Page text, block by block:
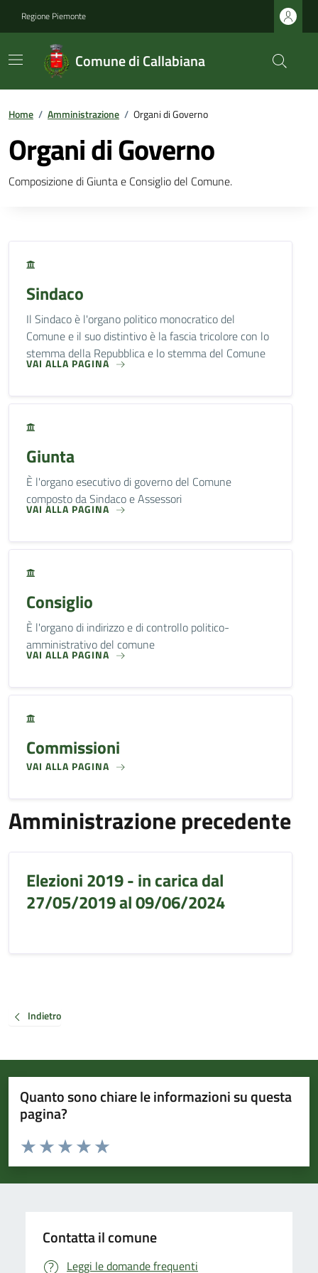
Regione Piemonte
Comune di Callabiana
Home / Amministrazione / Organi di Governo
Organi di Governo
Composizione di Giunta e Consiglio del Comune.
Sindaco
Il Sindaco è l'organo politico monocratico del
Comune e il suo distintivo è la fascia tricolore con lo
stemma della Repubblica e lo stemma del Comune
VAI ALLA PAGINA
Giunta
È l'organo esecutivo di governo del Comune
composto da Sindaco e Assessori
VAI ALLA PAGINA
Consiglio
È l'organo di indirizzo e di controllo politico-
amministrativo del comune
VAI ALLA PAGINA
Commissioni
VAI ALLA PAGINA
Amministrazione precedente
Elezioni 2019 - in carica dal
27/05/2019 al 09/06/2024
Indietro
Quanto sono chiare le informazioni su questa
pagina?
Valuta da 1 a 5 stelle la pagina
Valuta 5 stelle su 5
Valuta 4 stelle su 5
Valuta 3 stelle su 5
Valuta 2 stelle su 5
Valuta 1 stelle su 5
Contatta il comune
Leggi le domande frequenti